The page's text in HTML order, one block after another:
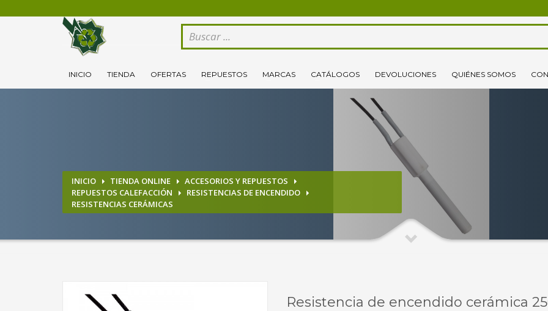
CÓMO COMPRAR
Logeate con tu cuenta de cliente.
INICIO TIENDA OFERTAS REPUESTOS MARCAS CATÁLOGOS DEVOLUCIONES QUIÉNES SOMOS
INICIO TIENDA ONLINE
ACCESORIOS Y REPUESTOS
REPUESTOS CALEFACCIÓN
RESISTENCIAS DE ENCENDIDO
RESISTENCIAS CERÁMICAS
Resistencia de encendido cerámica